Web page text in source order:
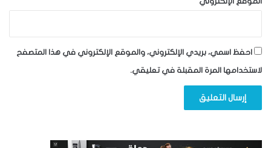
احفظ اسمي، بريدي الإلكتروني، والموقع الإلكتروني في هذا المتصفح
لاستخدامها المرة المقبلة في تعليقي.